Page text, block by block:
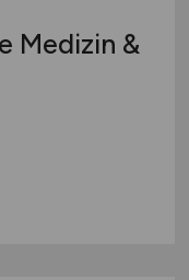
Medizin &